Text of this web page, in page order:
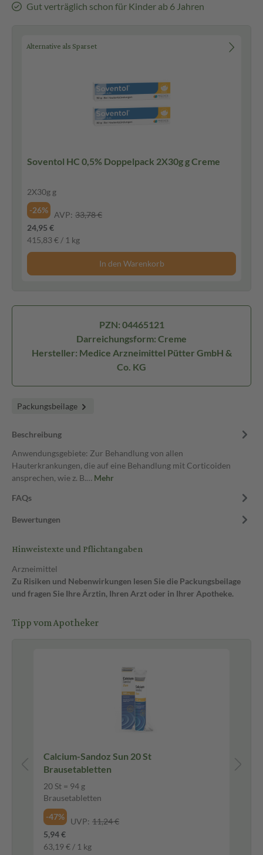
Gut verträglich schon für Kinder ab 6 Jahren
Alternative als Sparset
Soventol HC 0,5% Doppelpack 2X30g g Creme
2X30g g
-26%
AVP: 33,78 €
24,95 €
415,83 € / 1 kg
In den Warenkorb
PZN: 04465121
Darreichungsform: Creme
Hersteller: Medice Arzneimittel Pütter GmbH &
Co. KG
Packungsbeilage
Beschreibung
Anwendungsgebiete: Zur Behandlung von allen
Hauterkrankungen, die auf eine Behandlung mit Corticoiden
ansprechen, wie z. B.… Mehr
FAQs
Bewertungen
Hinweistexte und Pflichtangaben
Arzneimittel
Zu Risiken und Nebenwirkungen lesen Sie die Packungsbeilage
und fragen Sie Ihre Ärztin, Ihren Arzt oder in Ihrer Apotheke.
Tipp vom Apotheker
Calcium-Sandoz Sun 20 St
Brausetabletten
20 St = 94 g
Brausetabletten
-47%
UVP: 11,24 €
5,94 €
63,19 € / 1 kg